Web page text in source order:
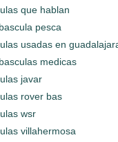
que hablan
pesca
usadas en
medicas
javar
rover bas
wsr
villahermosa